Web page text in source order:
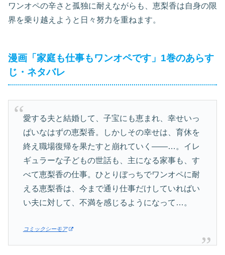
ワンオペの辛さと孤独に耐えながらも、恵梨香は自身の限
界を乗り越えようと日々努力を重ねます。
漫画「家庭も仕事もワンオペです」1巻のあらす
じ・ネタバレ
愛する夫と結婚して、子宝にも恵まれ、幸せいっ
ぱいなはずの恵梨香。しかしその幸せは、育休を
終え職場復帰を果たすと崩れていく――…。イレ
ギュラーな子どもの世話も、主になる家事も、す
べて恵梨香の仕事。ひとりぼっちでワンオペに耐
える恵梨香は、今まで通り仕事だけしていればい
い夫に対して、不満を感じるようになって…。
コミックシーモア